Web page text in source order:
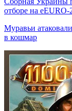
отборе на eEURO-
Муравьи
в кошмар